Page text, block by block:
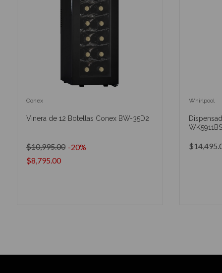
Conex
Vinera de 12 Botellas Conex BW-35D2
$8,795.00
$10,995.00 -20%
Whirlpool
WK5911BS